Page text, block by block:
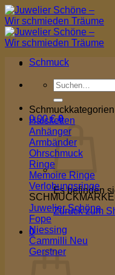
Zum
Inhalt
springen
Suchen
nach:
0,00€ 0
Es befinden
Zurück zum
0
Warenkorb
Schmuck
Schmuckkategorien
Halsketten
Anhänger
Armbänder
Ohrschmuck
Ringe
Memoire Ringe
Verlobungsringe
Juwelier Schöne
Fope
Niessing
Cammilli
Gerstner